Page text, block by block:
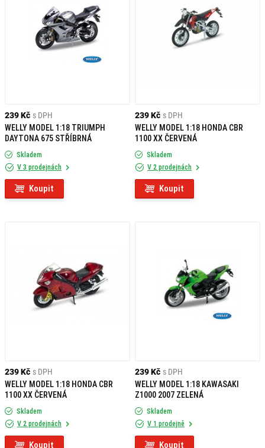
239 Kč s DPH
WELLY MODEL 1:18 TRIUMPH
DAYTONA 675 STŘÍBRNÁ
Skladem
V 3 prodejnách
Koupit
239 Kč s DPH
WELLY MODEL 1:18 HONDA CBR
1100 XX ČERVENÁ
Skladem
V 2 prodejnách
Koupit
239 Kč s DPH
WELLY MODEL 1:18 HONDA CBR
1100 XX ČERVENÁ
Skladem
V 2 prodejnách
Koupit
239 Kč s DPH
WELLY MODEL 1:18 KAWASAKI
Z1000 2007 ZELENÁ
Skladem
V 1 prodejně
Koupit